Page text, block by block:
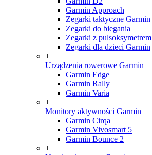
Garmin Approach
Zegarki taktyczne Garmin
Zegarki do biegania
Zegarki z pulsoksymetrem
Zegarki dla dzieci Garmin
+
Urządzenia rowerowe Garmin
Garmin Edge
Garmin Rally
Garmin Varia
+
Monitory aktywności Garmin
Garmin Cirqa
Garmin Vivosmart 5
Garmin Bounce 2
+